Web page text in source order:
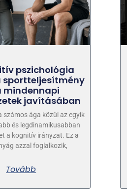
pszichológia
sportteljesítmény
mindennapi
javításában
számos ága közül az egyik
és legdinamikusabban
a kognitív irányzat. Ez a
azzal foglalkozik,
Tovább